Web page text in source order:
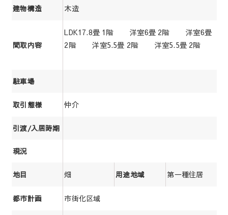
建物構造 木造
間取内容
LDK17.8畳 1階 洋室6畳 2階 洋室6畳
2階 洋室5.5畳 2階 洋室5.5畳 2階
駐車場
取引態様 仲介
引渡/入居時期
現況
地目 畑 用途地域 第一種住居
都市計画 市街化区域